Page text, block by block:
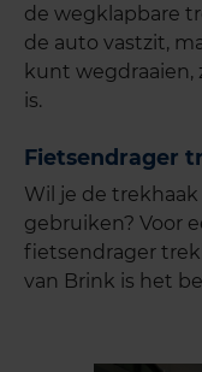
de wegklapbare
de auto vastzit,
kunt
is.
Fietsendrager
Wil je de
gebruiken? Voor
fietsendrager
van Brink is het